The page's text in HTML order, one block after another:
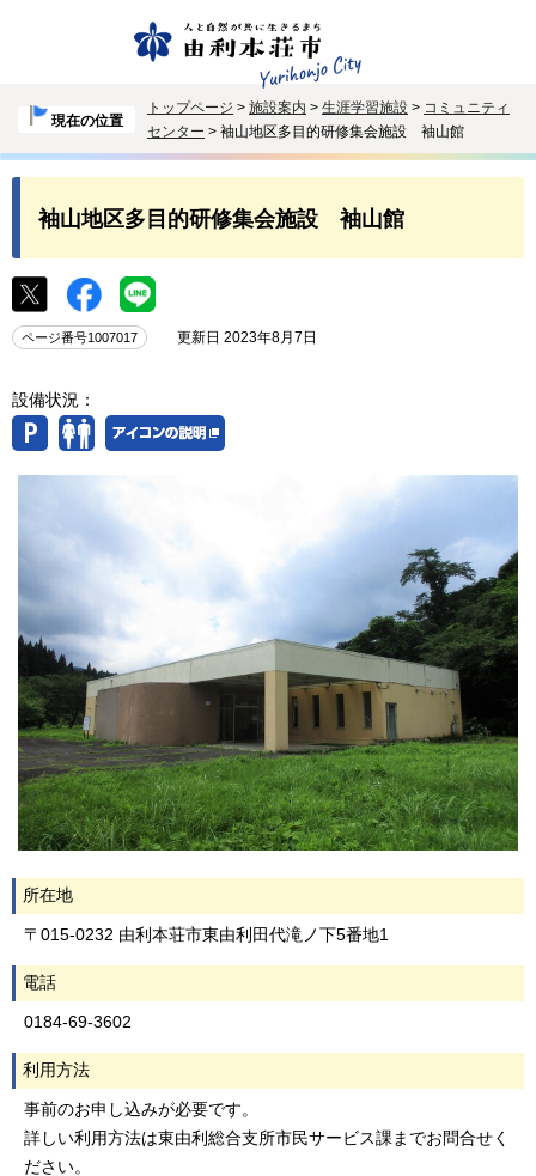
現在の位置
トップページ > 施設案内 > 生涯学習施設 > コミュニティ
センター > 袖山地区多目的研修集会施設 袖山館
袖山地区多目的研修集会施設 袖山館
ページ番号1007017 更新日 2023年8月7日
設備状況：
所在地
〒015-0232 由利本荘市東由利田代滝ノ下5番地1
電話
0184-69-3602
利用方法
事前のお申し込みが必要です。
詳しい利用方法は東由利総合支所市民サービス課までお問合せく
ださい。